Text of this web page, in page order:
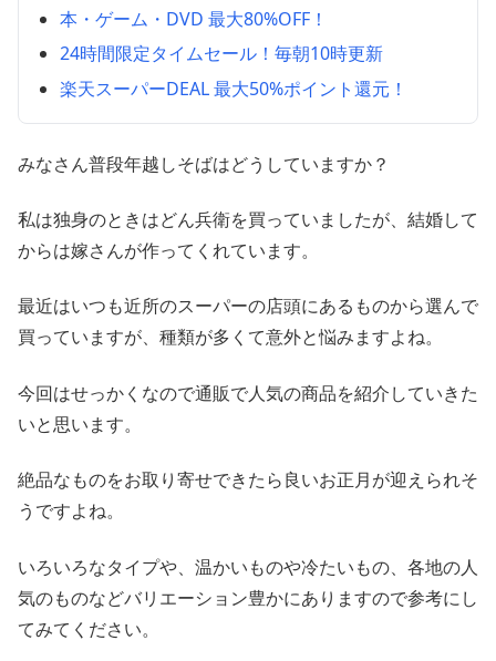
本・ゲーム・DVD 最大80%OFF！
24時間限定タイムセール！毎朝10時更新
楽天スーパーDEAL 最大50%ポイント還元！
みなさん普段年越しそばはどうしていますか？
私は独身のときはどん兵衛を買っていましたが、結婚して
からは嫁さんが作ってくれています。
最近はいつも近所のスーパーの店頭にあるものから選んで
買っていますが、種類が多くて意外と悩みますよね。
今回はせっかくなので通販で人気の商品を紹介していきた
いと思います。
絶品なものをお取り寄せできたら良いお正月が迎えられそ
うですよね。
いろいろなタイプや、温かいものや冷たいもの、各地の人
気のものなどバリエーション豊かにありますので参考にし
てみてください。